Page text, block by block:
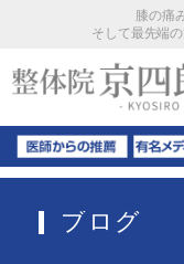
膝の痛
そして最先端
ブログ